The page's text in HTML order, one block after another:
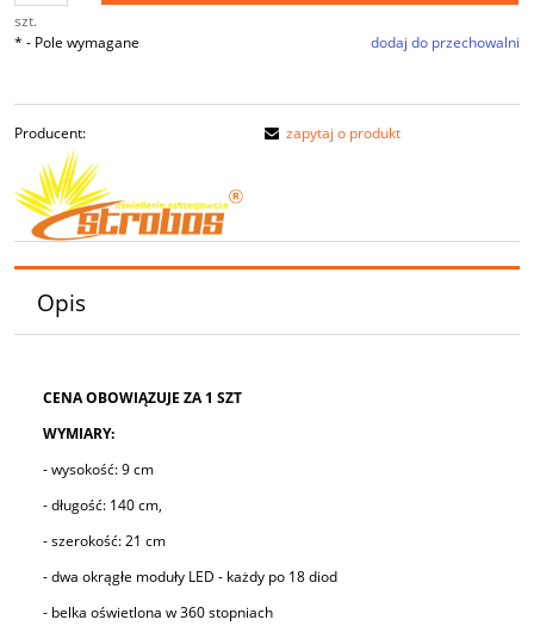
szt.
dodaj do przechowalni
* - Pole wymagane
Producent: zapytaj o produkt
Opis
CENA OBOWIĄZUJE ZA 1 SZT
WYMIARY:
- wysokość: 9 cm
- długość: 140 cm,
- szerokość: 21 cm
- dwa okrągłe moduły LED - każdy po 18 diod
- belka oświetlona w 360 stopniach